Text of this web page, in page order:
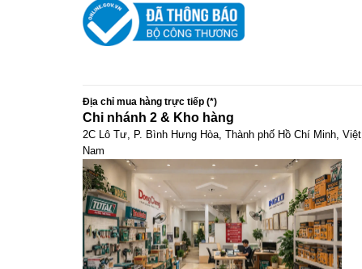
Địa chỉ mua hàng trực tiếp (*)
Chi nhánh 2 & Kho hàng
2C Lô Tư, P. Bình Hưng Hòa, Thành phố Hồ Chí Minh, Việt
Nam